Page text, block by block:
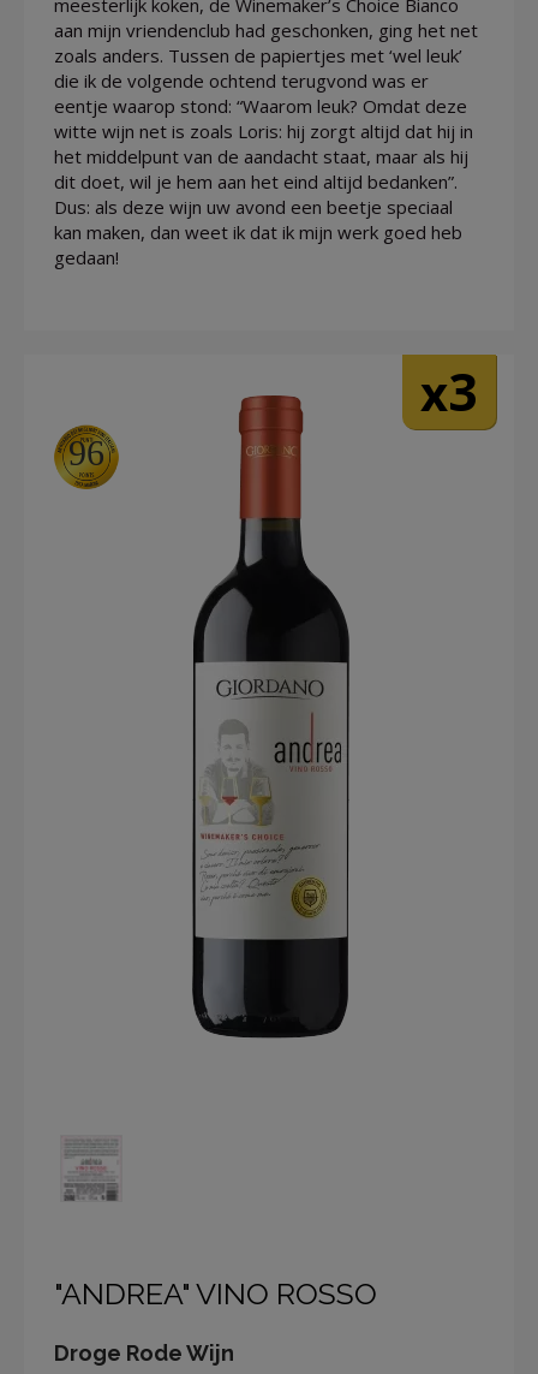
meesterlijk koken, de Winemaker’s Choice Bianco
aan mijn vriendenclub had geschonken, ging het net
zoals anders. Tussen de papiertjes met ‘wel leuk’
die ik de volgende ochtend terugvond was er
eentje waarop stond: “Waarom leuk? Omdat deze
witte wijn net is zoals Loris: hij zorgt altijd dat hij in
het middelpunt van de aandacht staat, maar als hij
dit doet, wil je hem aan het eind altijd bedanken”.
Dus: als deze wijn uw avond een beetje speciaal
kan maken, dan weet ik dat ik mijn werk goed heb
gedaan!
96
"ANDREA" VINO ROSSO
Droge Rode Wijn
x3